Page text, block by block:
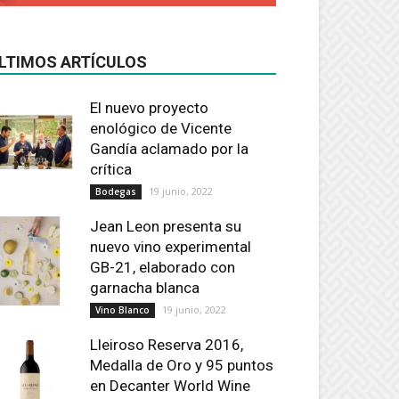
ARTÍCULOS
El nuevo proyecto
enológico de Vicente
Gandía aclamado por la
crítica
Bodegas 19 junio, 2022
Jean Leon presenta su
nuevo vino experimental
GB-21, elaborado con
garnacha blanca
Vino Blanco 19 junio, 2022
Lleiroso Reserva 2016,
Medalla de Oro y 95 puntos
en Decanter World Wine